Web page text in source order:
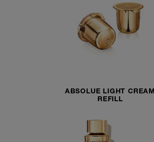
ABSOLUE LIGHT CREAM
REFILL